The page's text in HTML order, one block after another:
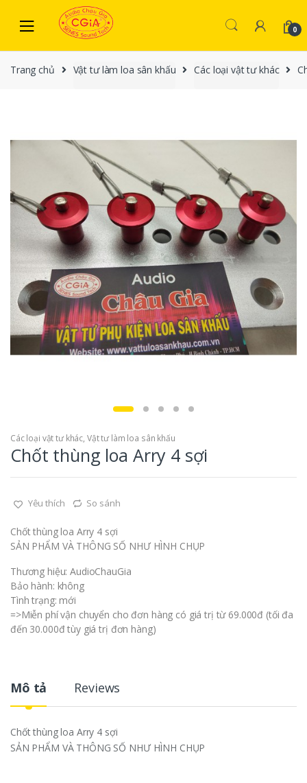
Skip to navigation
0
Trang chủ Vật tư làm loa sân khấu Các loại vật tư khác
Các loại vật tư khác, Vật tư làm loa sân khấu
Chốt thùng loa Arry 4 sợi
Yêu thích So sánh
Chốt thùng loa Arry 4 sợi
SẢN PHẨM VÀ THÔNG SỐ NHƯ HÌNH CHỤP
Thương hiệu: AudioChauGia
Bảo hành: không
Tình trạng: mới
=>Miễn phí vận chuyển cho đơn hàng có giá trị từ 69.000đ (tối đa
đến 30.000đ tùy giá trị đơn hàng)
Mô tả Reviews
Chốt thùng loa Arry 4 sợi
SẢN PHẨM VÀ THÔNG SỐ NHƯ HÌNH CHỤP